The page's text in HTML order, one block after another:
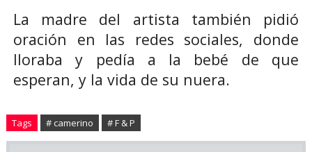
La madre del artista también pidió
oración en las redes sociales, donde
lloraba y pedía a la bebé de que
esperan, y la vida de su nuera.
Tags # camerino # F & P